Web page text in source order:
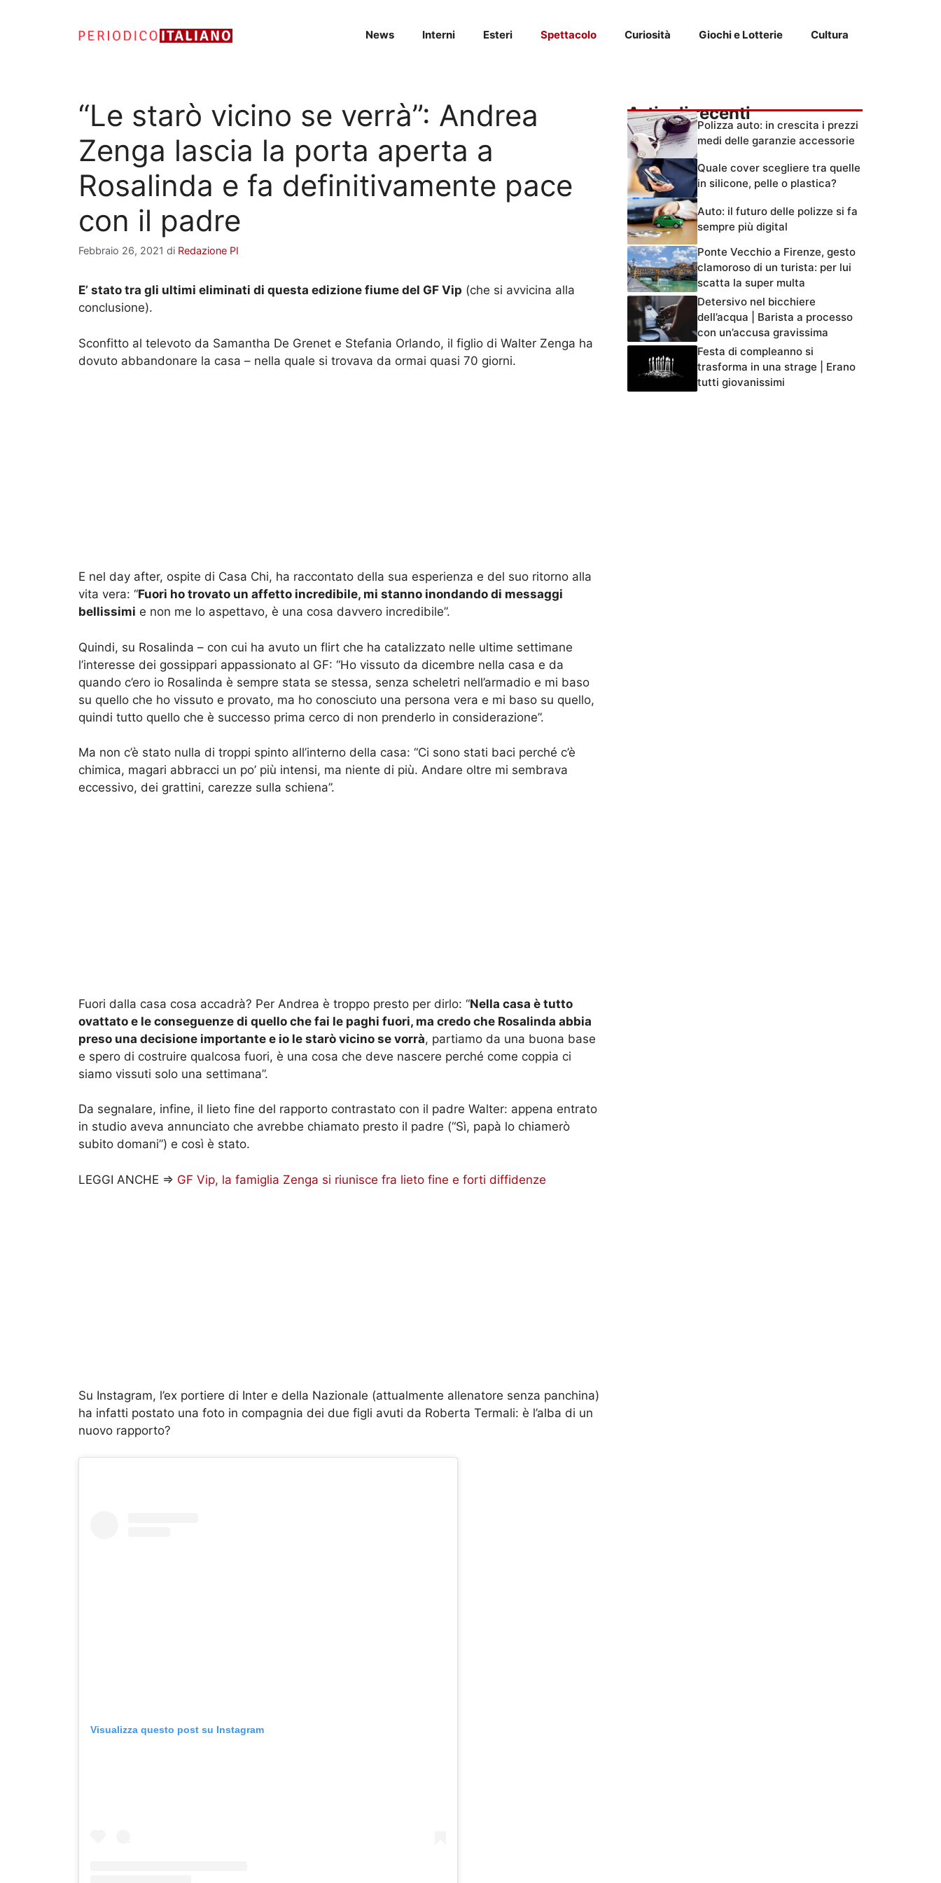
News Interni Esteri Spettacolo Curiosità Giochi e Lotterie Cultura
“Le starò vicino se verrà”: Andrea
Zenga lascia la porta aperta a
Rosalinda e fa definitivamente pace
con il padre
Febbraio 26, 2021 di Redazione PI
E’ stato tra gli ultimi eliminati di questa edizione fiume del GF Vip (che si avvicina alla
conclusione).
Sconfitto al televoto da Samantha De Grenet e Stefania Orlando, il figlio di Walter Zenga ha
dovuto abbandonare la casa – nella quale si trovava da ormai quasi 70 giorni.
E nel day after, ospite di Casa Chi, ha raccontato della sua esperienza e del suo ritorno alla
vita vera: “Fuori ho trovato un affetto incredibile, mi stanno inondando di messaggi
bellissimi e non me lo aspettavo, è una cosa davvero incredibile”.
Quindi, su Rosalinda – con cui ha avuto un flirt che ha catalizzato nelle ultime settimane
l’interesse dei gossippari appassionato al GF: “Ho vissuto da dicembre nella casa e da
quando c’ero io Rosalinda è sempre stata se stessa, senza scheletri nell’armadio e mi baso
su quello che ho vissuto e provato, ma ho conosciuto una persona vera e mi baso su quello,
quindi tutto quello che è successo prima cerco di non prenderlo in considerazione”.
Ma non c’è stato nulla di troppi spinto all’interno della casa: “Ci sono stati baci perché c’è
chimica, magari abbracci un po’ più intensi, ma niente di più. Andare oltre mi sembrava
eccessivo, dei grattini, carezze sulla schiena”.
Fuori dalla casa cosa accadrà? Per Andrea è troppo presto per dirlo: “Nella casa è tutto
ovattato e le conseguenze di quello che fai le paghi fuori, ma credo che Rosalinda abbia
preso una decisione importante e io le starò vicino se vorrà, partiamo da una buona base
e spero di costruire qualcosa fuori, è una cosa che deve nascere perché come coppia ci
siamo vissuti solo una settimana”.
Da segnalare, infine, il lieto fine del rapporto contrastato con il padre Walter: appena entrato
in studio aveva annunciato che avrebbe chiamato presto il padre (“Sì, papà lo chiamerò
subito domani”) e così è stato.
LEGGI ANCHE => GF Vip, la famiglia Zenga si riunisce fra lieto fine e forti diffidenze
Su Instagram, l’ex portiere di Inter e della Nazionale (attualmente allenatore senza panchina)
ha infatti postato una foto in compagnia dei due figli avuti da Roberta Termali: è l’alba di un
nuovo rapporto?
Visualizza questo post su Instagram
Articoli recenti
Polizza auto: in crescita i prezzi
medi delle garanzie accessorie
Quale cover scegliere tra quelle
in silicone, pelle o plastica?
Auto: il futuro delle polizze si fa
sempre più digital
Ponte Vecchio a Firenze, gesto
clamoroso di un turista: per lui
scatta la super multa
Detersivo nel bicchiere
dell’acqua | Barista a processo
con un’accusa gravissima
Festa di compleanno si
trasforma in una strage | Erano
tutti giovanissimi